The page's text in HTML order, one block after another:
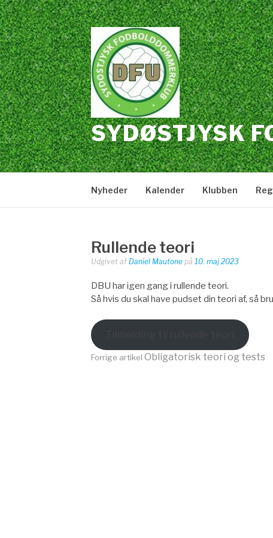
Spring
til
indhold
SYDØSTJYSK
Nyheder Kalender Klubben
Rullende teori
Udgivet af Daniel Mautone på 10. maj 2023
DBU har igen gang i rullende teori.
Så hvis du skal have pudset din teori af, så
Læs
Forrige artikel Obligatorisk teori og tests